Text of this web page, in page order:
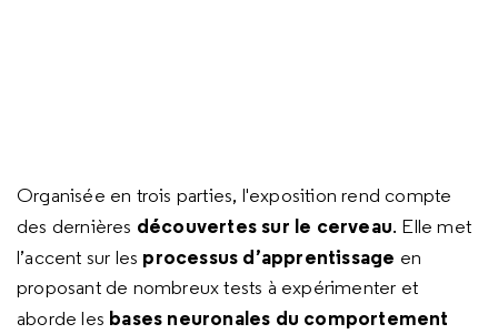
Organisée en trois parties, l'exposition rend compte
des dernières découvertes sur le cerveau. Elle met
l’accent sur les processus d’apprentissage en
proposant de nombreux tests à expérimenter et
aborde les bases neuronales du comportement